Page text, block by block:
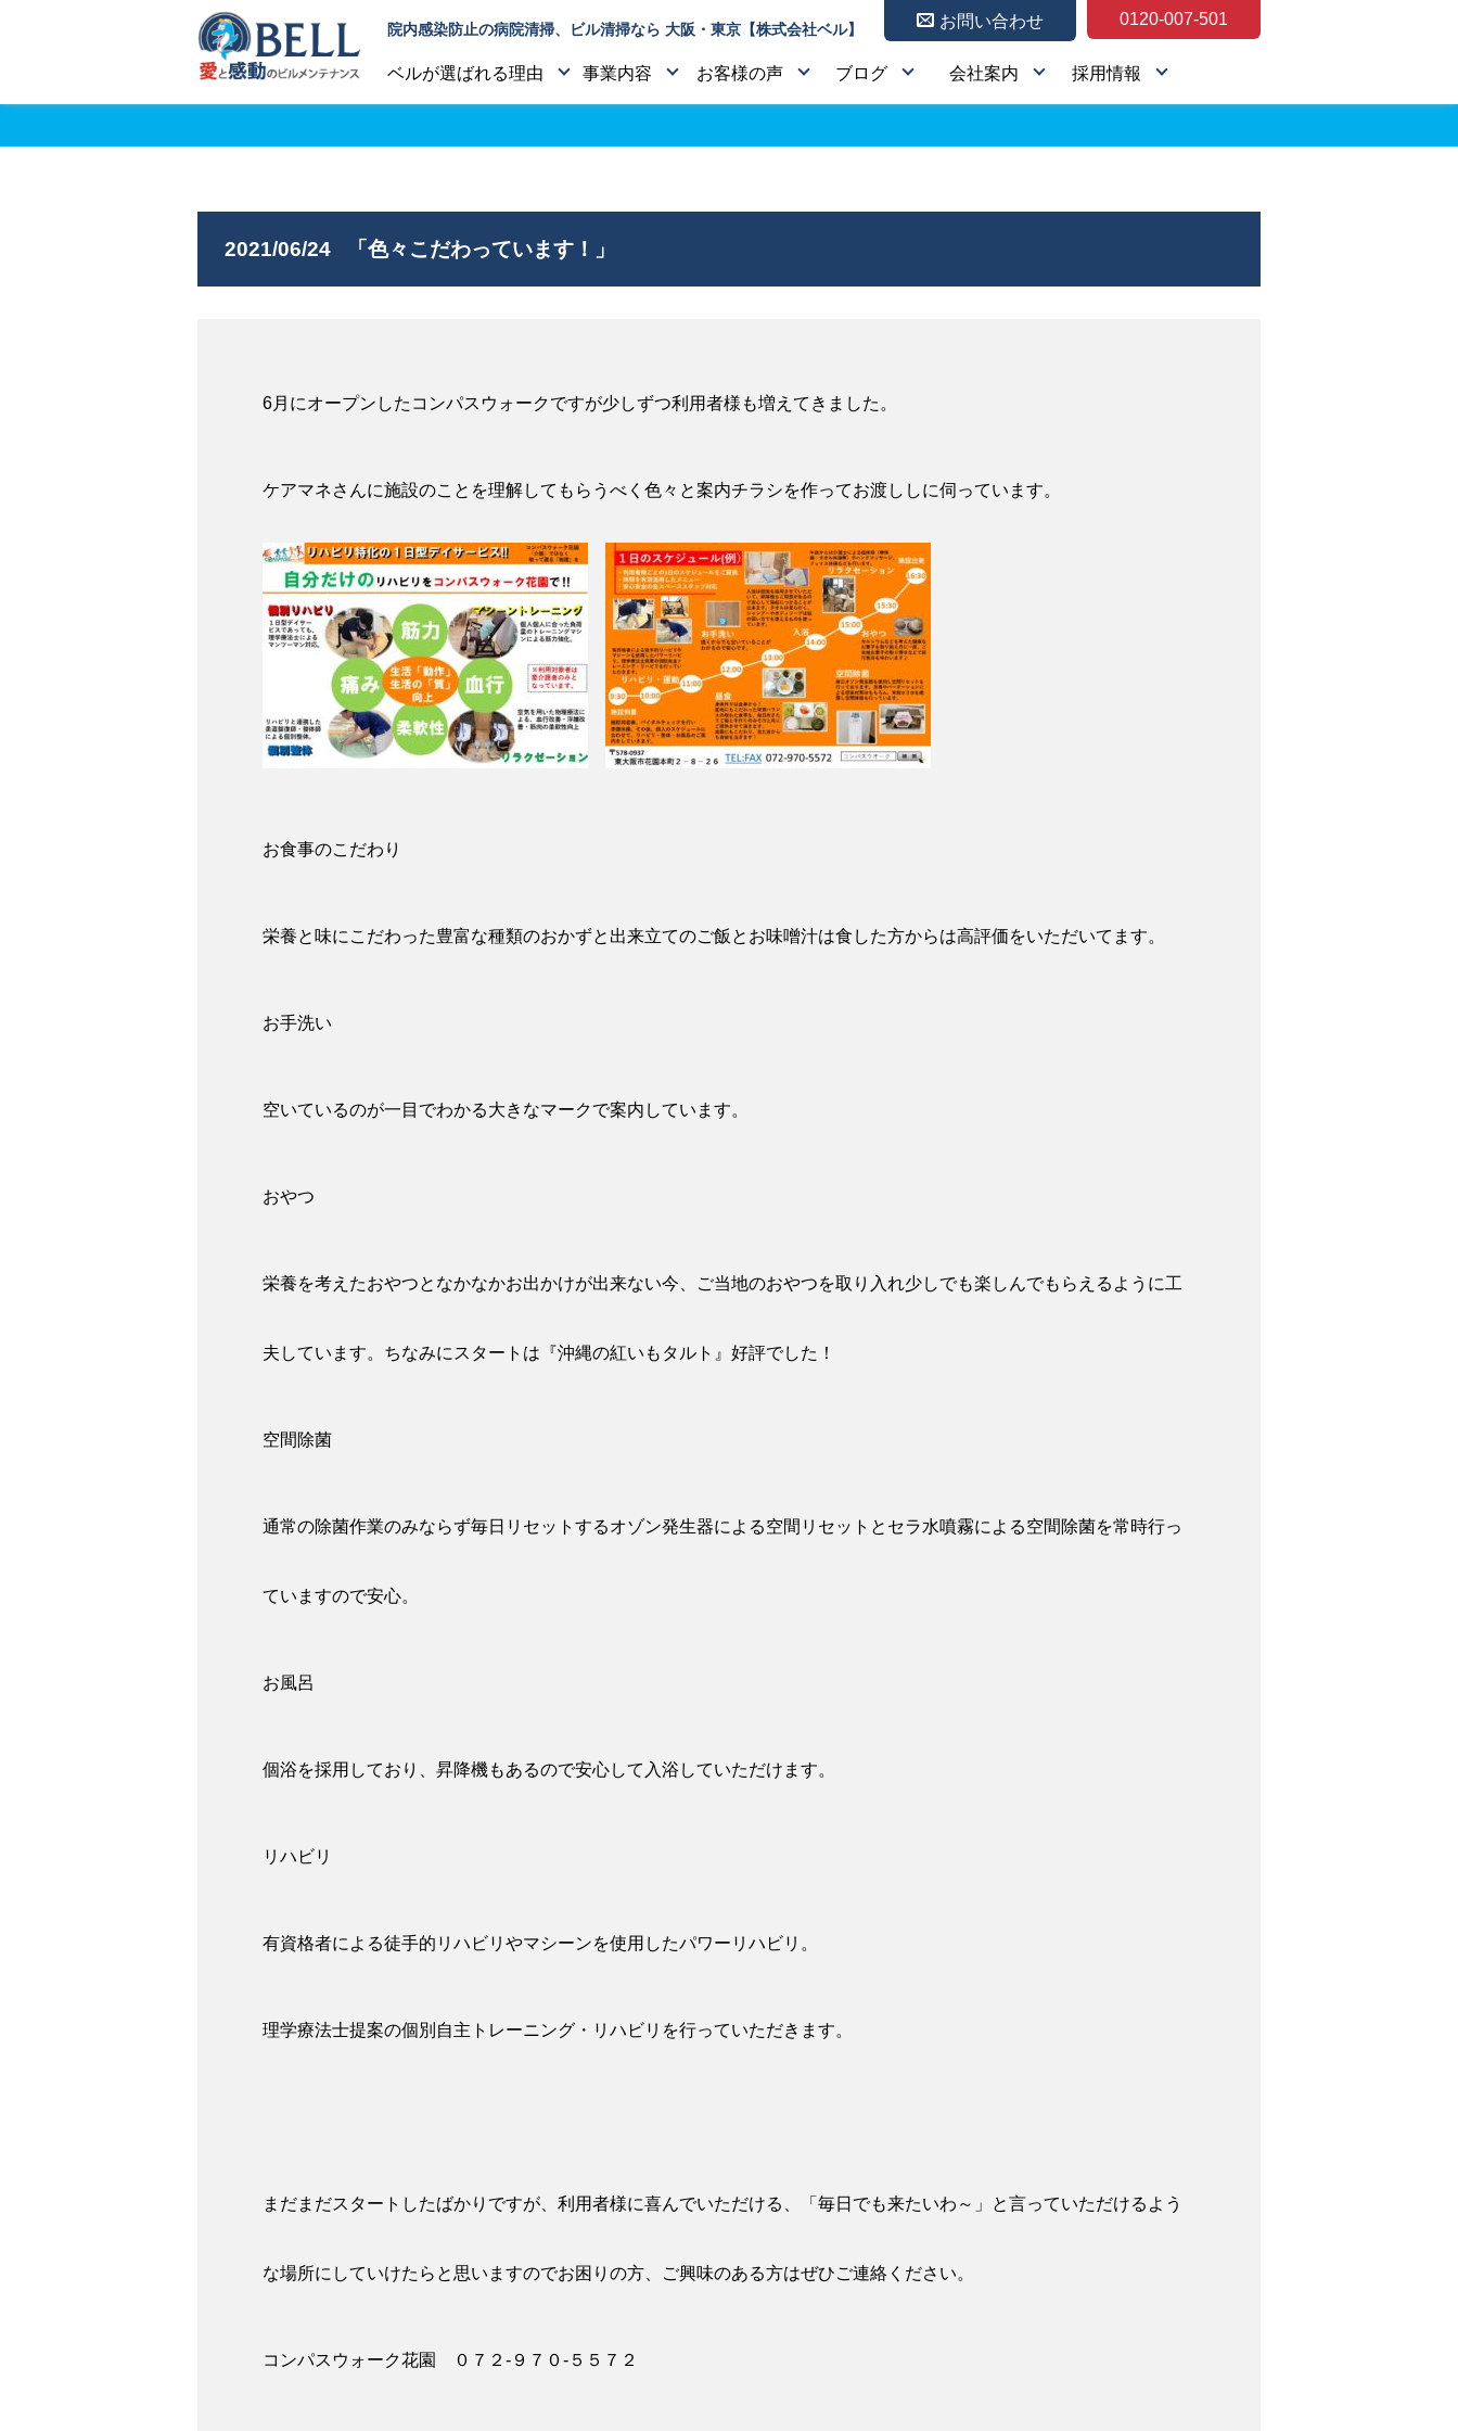
院内感染防止の病院清掃、ビル清掃なら 大阪・東京【株式会社ベル】 お問い合わせ 0120-007-501
ベルが選ばれる理由 事業内容 お客様の声 ブログ 会社案内 採用情報
2021/06/24 「色々こだわっています！」
6月にオープンしたコンパスウォークですが少しずつ利用者様も増えてきました。
ケアマネさんに施設のことを理解してもらうべく色々と案内チラシを作ってお渡ししに伺っています。
お食事のこだわり
栄養と味にこだわった豊富な種類のおかずと出来立てのご飯とお味噌汁は食した方からは高評価をいただいてます。
お手洗い
空いているのが一目でわかる大きなマークで案内しています。
おやつ
栄養を考えたおやつとなかなかお出かけが出来ない今、ご当地のおやつを取り入れ少しでも楽しんでもらえるように工
夫しています。ちなみにスタートは『沖縄の紅いもタルト』好評でした！
空間除菌
通常の除菌作業のみならず毎日リセットするオゾン発生器による空間リセットとセラ水噴霧による空間除菌を常時行っ
ていますので安心。
お風呂
個浴を採用しており、昇降機もあるので安心して入浴していただけます。
リハビリ
有資格者による徒手的リハビリやマシーンを使用したパワーリハビリ。
理学療法士提案の個別自主トレーニング・リハビリを行っていただきます。
まだまだスタートしたばかりですが、利用者様に喜んでいただける、「毎日でも来たいわ～」と言っていただけるよう
な場所にしていけたらと思いますのでお困りの方、ご興味のある方はぜひご連絡ください。
コンパスウォーク花園 ０７２‐９７０‐５５７２